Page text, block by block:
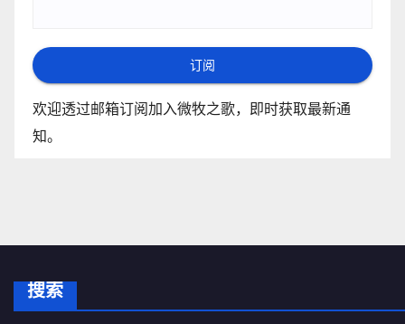
订阅
欢迎透过邮箱订阅加入微牧之歌，即时获取最新通
知。
搜索